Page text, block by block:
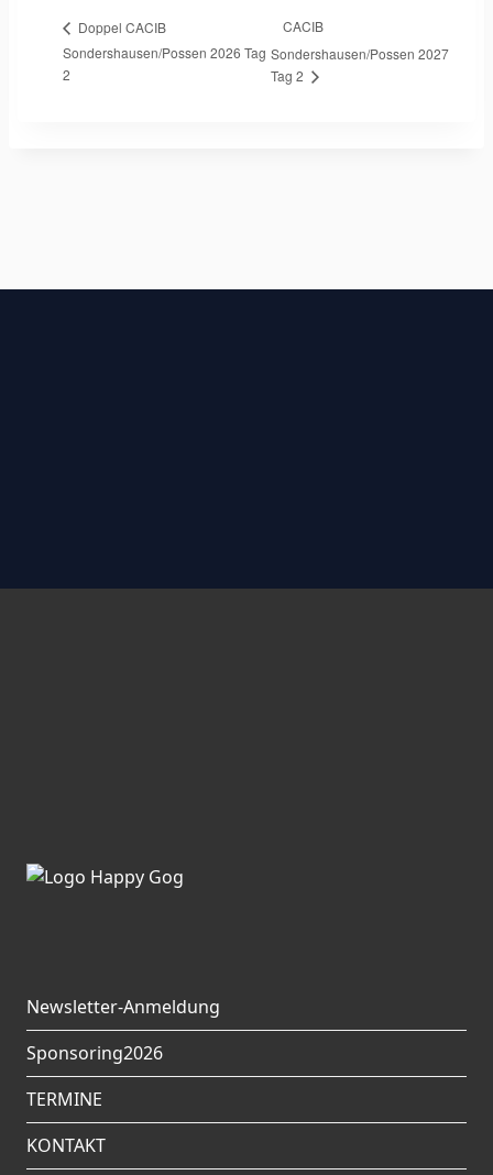
Doppel CACIB
Sondershausen/Possen 2026 Tag
2
CACIB
Sondershausen/Possen 2027
Tag 2
Newsletter-Anmeldung
Sponsoring2026
TERMINE
KONTAKT